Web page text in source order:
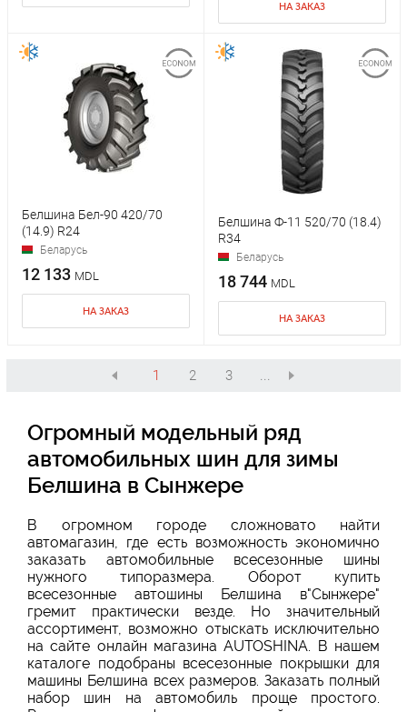
НА ЗАКАЗ
Белшина Бел-90 420/70
(14.9) R24
Беларусь
12 133 MDL
НА ЗАКАЗ
Белшина Ф-11 520/70 (18.4)
R34
Беларусь
18 744 MDL
НА ЗАКАЗ
1 2 3 ...
Огромный модельный ряд
автомобильных шин для зимы
Белшина в Сынжере
В огромном городе сложновато найти
автомагазин, где есть возможность экономично
заказать автомобильные всесезонные шины
нужного типоразмера. Оборот купить
всесезонные автошины Белшина в"Сынжере"
гремит практически везде. Но значительный
ассортимент, возможно отыскать исключительно
на сайте онлайн магазина AUTOSHINA. В нашем
каталоге подобраны всесезонные покрышки для
машины Белшина всех размеров. Заказать полный
набор шин на автомобиль проще простого.